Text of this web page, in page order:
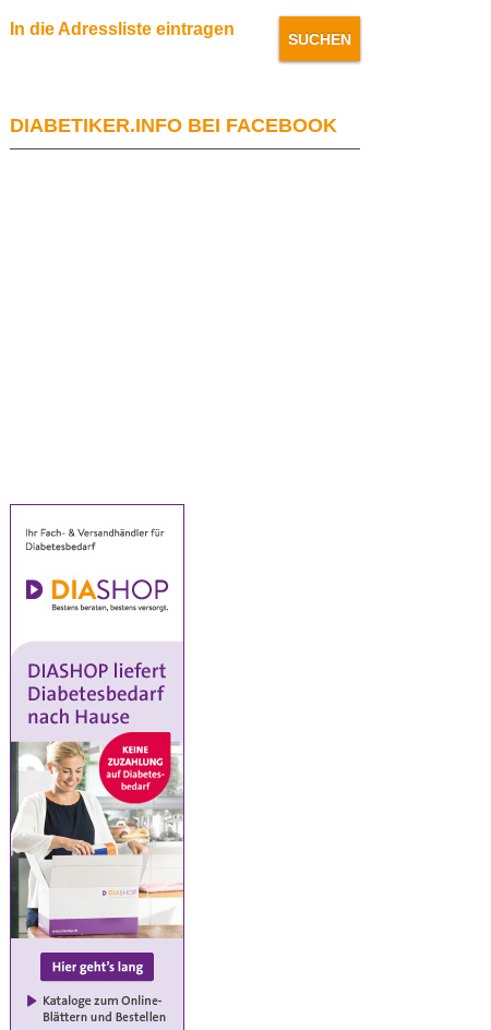
In die Adressliste eintragen
DIABETIKER.INFO BEI FACEBOOK